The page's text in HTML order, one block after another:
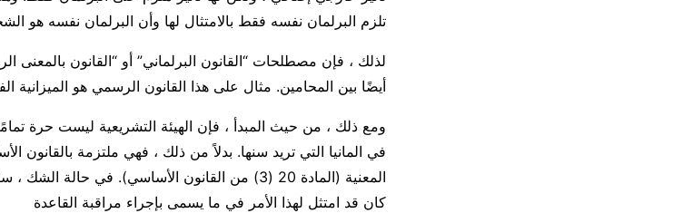
تلزم البرلمان نفسه فقط بالامتثال لها وأن البرلمان نفسه هو
لذلك ، فإن مصطلحات “القانون البرلماني” أو “القانون بالمعنى
أيضًا بين المحامين. مثال على هذا القانون الرسمي هو الميزانية
ومع ذلك ، من حيث المبدأ ، فإن الهيئة التشريعية ليست حرة تمامًا
في المانيا التي تريد سنها. بدلاً من ذلك ، فهي ملتزمة بالقانون
المعنية (المادة 20 (3) من القانون الأساسي). في حالة
كان قد امتثل لهذا الأمر في ما يسمى بإجراء مراقبة القاعدة